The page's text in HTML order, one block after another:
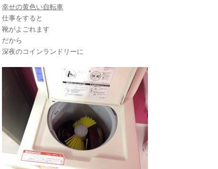
幸せの黄色い自転車
仕事をすると
靴がよごれます
だから
深夜のコインランドリーに